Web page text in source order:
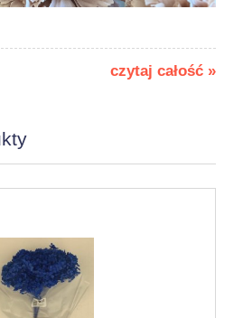
czytaj całość »